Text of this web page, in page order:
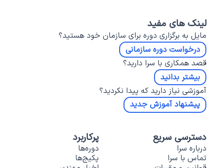
لینک های مفید
مایل به برگزاری دوره برای سازمان خود هستید؟
درخواست دوره سازمانی
قصد همکاری با سرا دارید؟
بیشتر بدانید
آموزشی نیاز دارید که پیدا نکردید؟
پیشنهاد آموزش جدید
دسترسی سریع
درباره سرا
تماس با سرا
پرکاربرد
دوره‌ها
پکیج‌ها